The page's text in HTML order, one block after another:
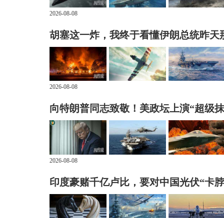
2026-08-08
胡塞这一炸，我终于看懂伊朗总统昨天
2026-08-08
向特朗普同志致敬！美政坛上演“超级
2026-08-08
印度豪赌千亿卢比，要对中国光伏“卡